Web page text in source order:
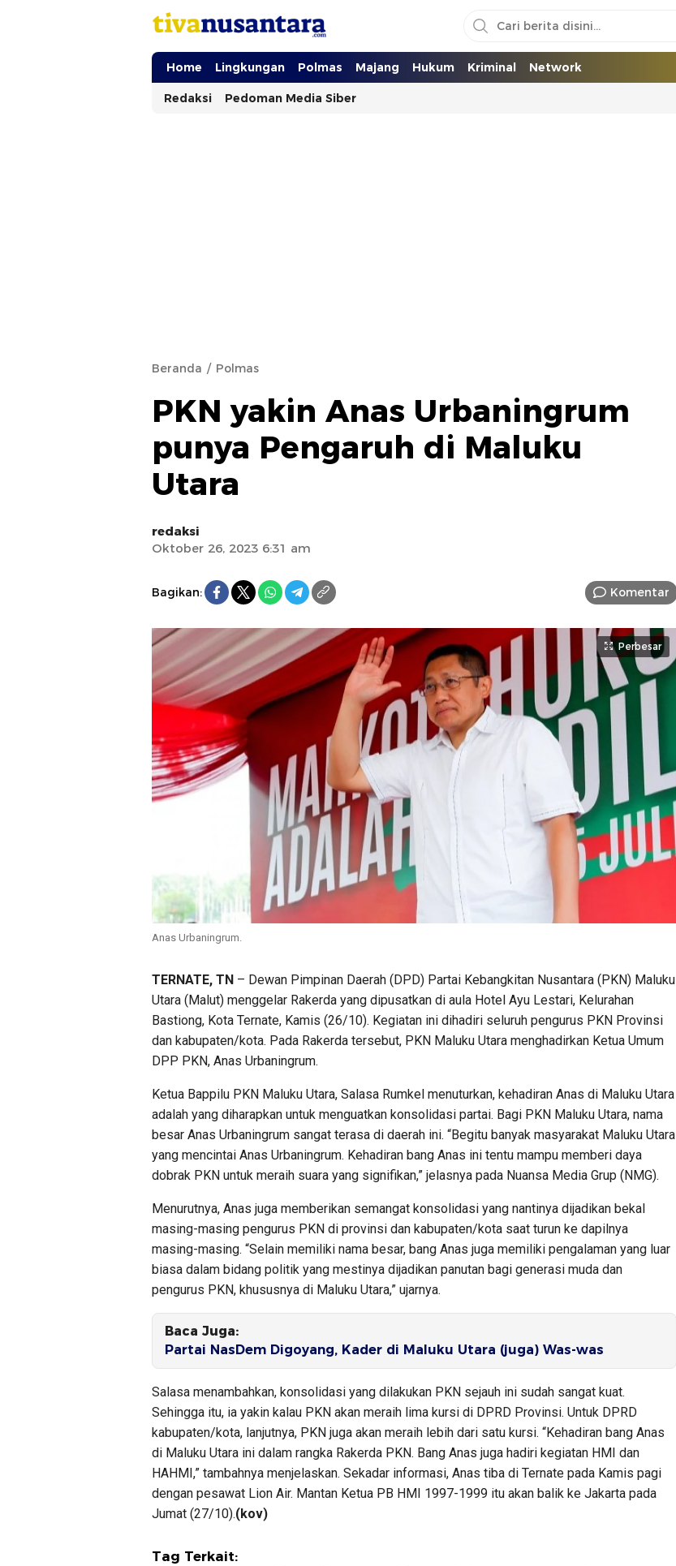
tivanusantara.com
Berita Nusantara
Home Lingkungan Polmas Majang Hukum Kriminal Network
Redaksi Pedoman Media Siber
Beranda Polmas
PKN yakin Anas Urbaningrum
punya Pengaruh di Maluku
Utara
redaksi
Oktober 26, 2023 6:31 am
Bagikan: Komentar
Perbesar
Anas Urbaningrum.
TERNATE, TN – Dewan Pimpinan Daerah (DPD) Partai Kebangkitan Nusantara (PKN) Maluku
Utara (Malut) menggelar Rakerda yang dipusatkan di aula Hotel Ayu Lestari, Kelurahan
Bastiong, Kota Ternate, Kamis (26/10). Kegiatan ini dihadiri seluruh pengurus PKN Provinsi
dan kabupaten/kota. Pada Rakerda tersebut, PKN Maluku Utara menghadirkan Ketua Umum
DPP PKN, Anas Urbaningrum.
Ketua Bappilu PKN Maluku Utara, Salasa Rumkel menuturkan, kehadiran Anas di Maluku Utara
adalah yang diharapkan untuk menguatkan konsolidasi partai. Bagi PKN Maluku Utara, nama
besar Anas Urbaningrum sangat terasa di daerah ini. “Begitu banyak masyarakat Maluku Utara
yang mencintai Anas Urbaningrum. Kehadiran bang Anas ini tentu mampu memberi daya
dobrak PKN untuk meraih suara yang signifikan,” jelasnya pada Nuansa Media Grup (NMG).
Menurutnya, Anas juga memberikan semangat konsolidasi yang nantinya dijadikan bekal
masing-masing pengurus PKN di provinsi dan kabupaten/kota saat turun ke dapilnya
masing-masing. “Selain memiliki nama besar, bang Anas juga memiliki pengalaman yang luar
biasa dalam bidang politik yang mestinya dijadikan panutan bagi generasi muda dan
pengurus PKN, khususnya di Maluku Utara,” ujarnya.
Baca Juga:
Partai NasDem Digoyang, Kader di Maluku Utara (juga) Was-was
Salasa menambahkan, konsolidasi yang dilakukan PKN sejauh ini sudah sangat kuat.
Sehingga itu, ia yakin kalau PKN akan meraih lima kursi di DPRD Provinsi. Untuk DPRD
kabupaten/kota, lanjutnya, PKN juga akan meraih lebih dari satu kursi. “Kehadiran bang Anas
di Maluku Utara ini dalam rangka Rakerda PKN. Bang Anas juga hadiri kegiatan HMI dan
HAHMI,” tambahnya menjelaskan. Sekadar informasi, Anas tiba di Ternate pada Kamis pagi
dengan pesawat Lion Air. Mantan Ketua PB HMI 1997-1999 itu akan balik ke Jakarta pada
Jumat (27/10).(kov)
Tag Terkait: